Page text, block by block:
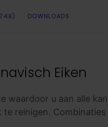
DOWNLOADS
Eiken
waardoor u aan alle
reinigen.